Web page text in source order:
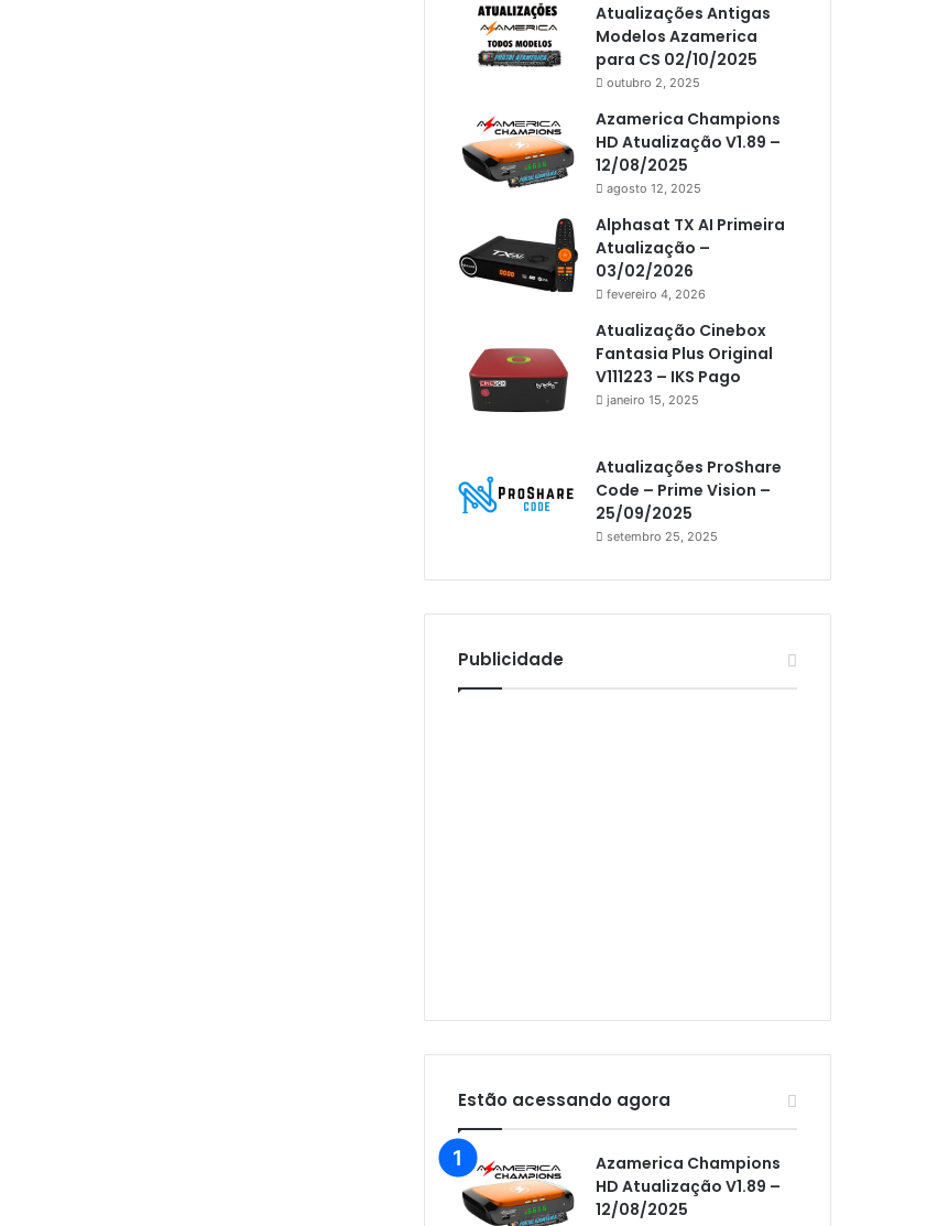
Americabox S205 Plus
Americabox S305 Plus
Atacado Games
Athomics
Athomics Eon
Athomics i3
Athomics i3 Bold
Athomics Inspire Qi
Athomics inspire Qi Compact
Athomics Inspire Qi Lite
Athomics T3
Atto
Audisat E10 Lote 1 e 2
Audisat E10 Lote 3
Audisat K10 Urus
Audisat K20 Huracan
Audisat K30 Aventador
Azamerica
Atualizações Antigas
Modelos Azamerica
para CS 02/10/2025
outubro 2, 2025
Azamerica Champions
HD Atualização V1.89 –
12/08/2025
agosto 12, 2025
Alphasat TX AI Primeira
Atualização –
03/02/2026
fevereiro 4, 2026
Atualização Cinebox
Fantasia Plus Original
V111223 – IKS Pago
janeiro 15, 2025
Atualizações ProShare
Code – Prime Vision –
25/09/2025
setembro 25, 2025
Publicidade
Estão acessando agora
Azamerica Champions
HD Atualização V1.89 –
12/08/2025